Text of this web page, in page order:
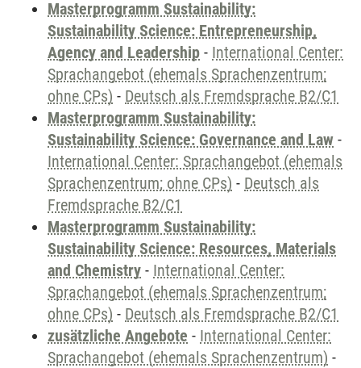
Masterprogramm Sustainability:
Sustainability Science: Entrepreneurship,
Agency and Leadership - International Center:
Sprachangebot (ehemals Sprachenzentrum;
ohne CPs) - Deutsch als Fremdsprache B2/C1
Masterprogramm Sustainability:
Sustainability Science: Governance and Law -
International Center: Sprachangebot (ehemals
Sprachenzentrum; ohne CPs) - Deutsch als
Fremdsprache B2/C1
Masterprogramm Sustainability:
Sustainability Science: Resources, Materials
and Chemistry - International Center:
Sprachangebot (ehemals Sprachenzentrum;
ohne CPs) - Deutsch als Fremdsprache B2/C1
zusätzliche Angebote - International Center:
Sprachangebot (ehemals Sprachenzentrum) -